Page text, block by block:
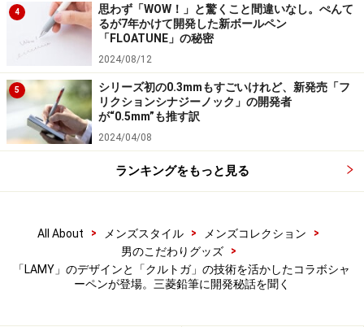
確かに、見比べるといくつか外見上の違いがあります。
特にペン先部分が軸色に合わせてあるのは大きな変化な
のですが、個人的には、最近の筆記具は軸からペン先ま
で同じ色のデザインが主流なので、あまり違和感はあり
ませんでした。よく見ると、色だけでなく形も少し変わ
っているようです。
「ペン先の形状は、クルトガのメカニズムを入れるため
に変更したというのもありますが、LAMYの中でも、
ザインの潮流も含めて再設計してもらったというのも背
景にあります。実は少し前にLAMY safariのデジタルペン
『LAMY safari note+』が発売されたのですが、それと今
4
思わず「WOW！」と驚くこと間違いなし。ぺんて
るが7年かけて開発した新ボールペン
「FLOATUNE」の秘密
2024/08/12
5
シリーズ初の0.3mmもすごいけれど、新発売「フ
リクションシナジーノック」の開発者
が“0.5mm”も推す訳
2024/04/08
ランキングをもっと見る
All About > メンズスタイル > メンズコレクション
>
男のこだわりグッズ
>
「LAMY」のデザインと「クルトガ」の技術を活かしたコラボシャ
ーペンが登場。三菱鉛筆に開発秘話を聞く